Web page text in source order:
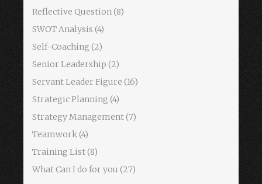
Reflective Question(8)
SWOT Analysis (4)
Self-Coaching (2)
Senior Leadership (2)
Servant Leader Figure (16)
Strategic Planning (4)
Strategy Management(7)
Teamwork(4)
Training List(8)
What Can I do for you (27)